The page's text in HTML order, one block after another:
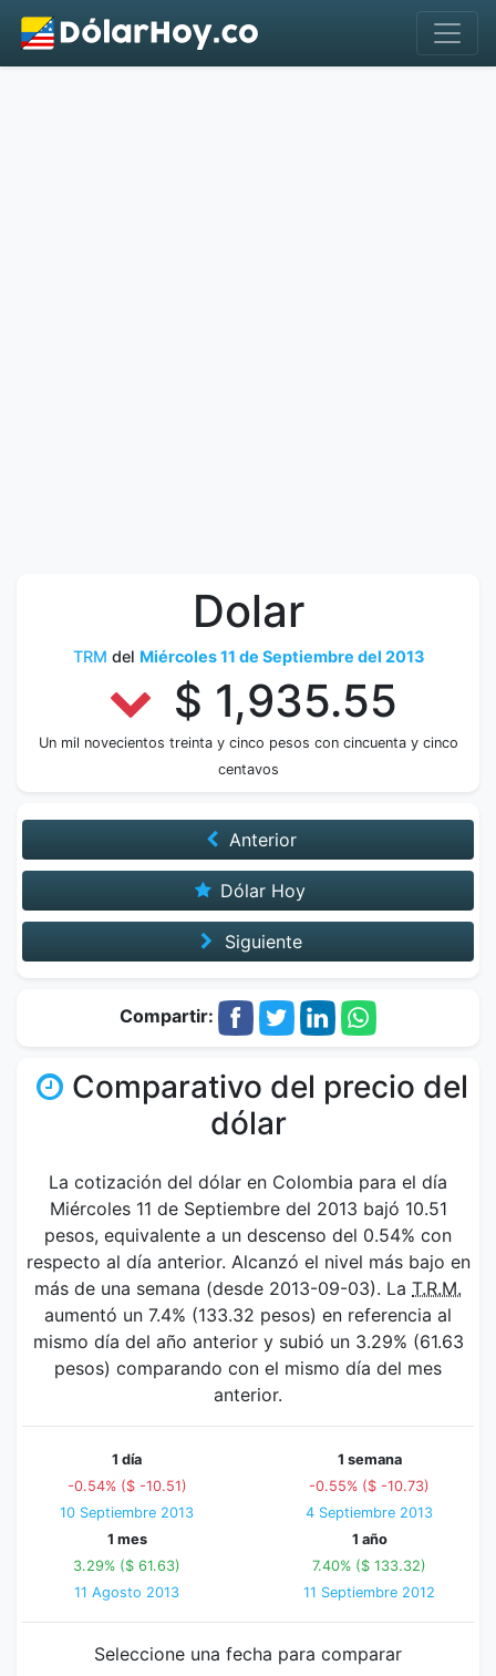
Dolar
TRM del Miércoles 11 de Septiembre del 2013
$ 1,935.55
Un mil novecientos treinta y cinco pesos con cincuenta y cinco
centavos
Anterior
Dólar Hoy
Siguiente
Compartir:
Comparativo del precio del
dólar
La cotización del dólar en Colombia para el día
Miércoles 11 de Septiembre del 2013 bajó 10.51
pesos, equivalente a un descenso del 0.54% con
respecto al día anterior. Alcanzó el nivel más bajo en
más de una semana (desde 2013-09-03). La T.R.M.
aumentó un 7.4% (133.32 pesos) en referencia al
mismo día del año anterior y subió un 3.29% (61.63
pesos) comparando con el mismo día del mes
anterior.
1 día
-0.54% ($ -10.51)
10 Septiembre 2013
1 semana
-0.55% ($ -10.73)
4 Septiembre 2013
1 mes
3.29% ($ 61.63)
11 Agosto 2013
1 año
7.40% ($ 133.32)
11 Septiembre 2012
Seleccione una fecha para comparar